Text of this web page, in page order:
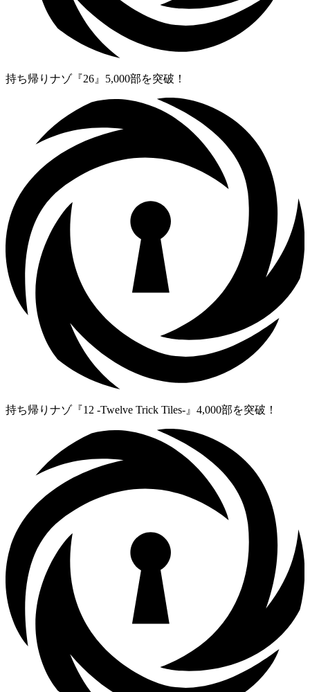
持ち帰りナゾ『26』5,000部を突破！
持ち帰りナゾ『12 -Twelve Trick Tiles-』4,000部を突破！